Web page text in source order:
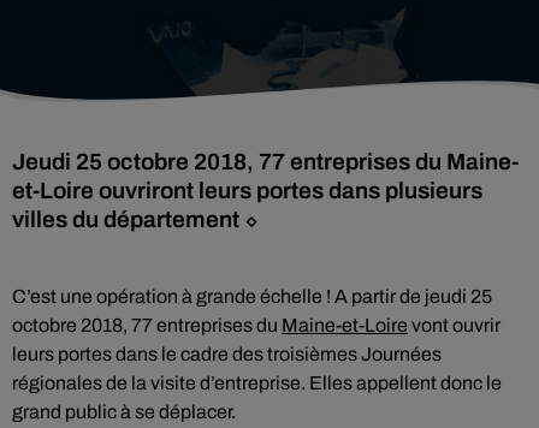
Jeudi 25 octobre 2018, 77 entreprises du Maine-
et-Loire ouvriront leurs portes dans plusieurs
villes du département ⬦
C’est une opération à grande échelle ! A partir de jeudi 25
octobre 2018, 77 entreprises du Maine-et-Loire vont ouvrir
leurs portes dans le cadre des troisièmes Journées
régionales de la visite d’entreprise. Elles appellent donc le
grand public à se déplacer.